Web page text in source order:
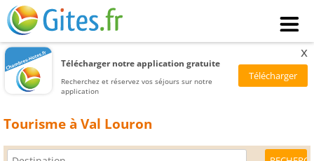
Télécharger notre application gratuite
Recherchez et réservez vos séjours sur notre
application
x
Tourisme à Val Louron